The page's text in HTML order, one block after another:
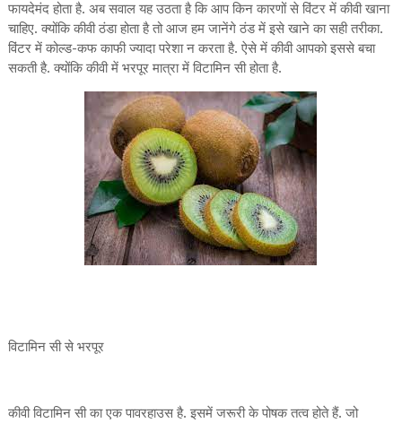
फायदेमंद होता है. अब सवाल यह उठता है कि आप किन कारणों से विंटर में कीवी खाना
चाहिए. क्योंकि कीवी ठंडा होता है तो आज हम जानेंगे ठंड में इसे खाने का सही तरीका.
विंटर में कोल्ड-कफ काफी ज्यादा परेशा न करता है. ऐसे में कीवी आपको इससे बचा
सकती है. क्योंकि कीवी में भरपूर मात्रा में विटामिन सी होता है.
विटामिन सी से भरपूर
कीवी विटामिन सी का एक पावरहाउस है. इसमें जरूरी के पोषक तत्व होते हैं. जो